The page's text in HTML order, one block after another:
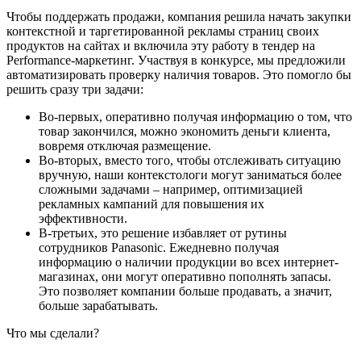
Чтобы поддержать продажи, компания решила начать закупки
контекстной и таргетированной рекламы страниц своих
продуктов на сайтах и включила эту работу в тендер на
Performance-маркетинг. Участвуя в конкурсе, мы предложили
автоматизировать проверку наличия товаров. Это помогло бы
решить сразу три задачи:
Во-первых, оперативно получая информацию о том, что
товар закончился, можно экономить деньги клиента,
вовремя отключая размещение.
Во-вторых, вместо того, чтобы отслеживать ситуацию
вручную, наши контекстологи могут заниматься более
сложными задачами – например, оптимизацией
рекламных кампаний для повышения их
эффективности.
В-третьих, это решение избавляет от рутины
сотрудников Panasonic. Ежедневно получая
информацию о наличии продукции во всех интернет-
магазинах, они могут оперативно пополнять запасы.
Это позволяет компании больше продавать, а значит,
больше зарабатывать.
Что мы сделали?